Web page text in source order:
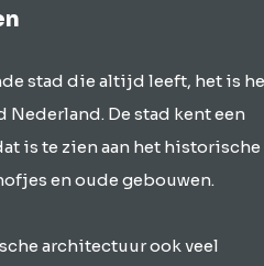
stad die altijd leeft, het is
De stad kent een
is te zien aan het historische
en oude gebouwen.
architectuur ook veel